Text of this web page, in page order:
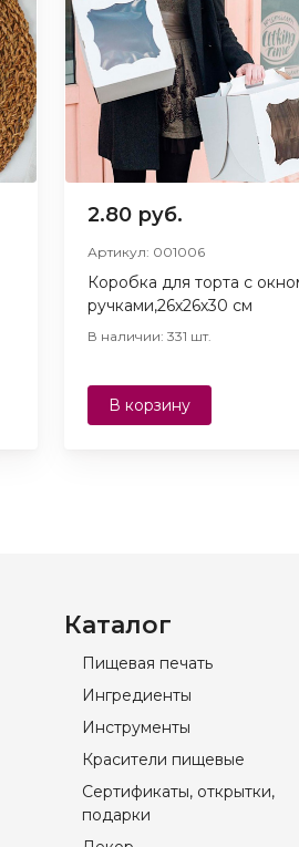
2.80 руб.
Артикул: 001006
Коробка для торта с
ручками,26х26х30 см
В наличии: 331 шт.
В корзину
Каталог
Пищевая печать
Ингредиенты
Инструменты
Красители пищевые
Сертификаты, открытки,
подарки